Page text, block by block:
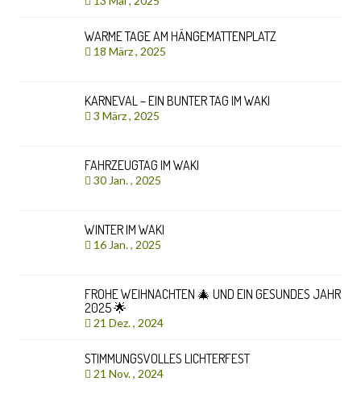
WARME TAGE AM HÄNGEMATTENPLATZ
18 März , 2025
KARNEVAL – EIN BUNTER TAG IM WAKI
3 März , 2025
FAHRZEUGTAG IM WAKI
30 Jan. , 2025
WINTER IM WAKI
16 Jan. , 2025
FROHE WEIHNACHTEN 🎄 UND EIN GESUNDES JAHR
2025 🌟
21 Dez. , 2024
STIMMUNGSVOLLES LICHTERFEST
21 Nov. , 2024